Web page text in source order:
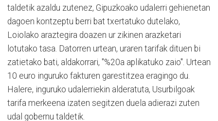
taldetik azaldu zutenez, Gipuzkoako udalerri gehienetan
dagoen kontzeptu berri bat txertatuko dutelako,
Loiolako araztegira doazen ur zikinen arazketari
lotutako tasa. Datorren urtean, uraren tarifak dituen bi
zatietako bati, aldakorrari, "%20a aplikatuko zaio". Urtean
10 euro inguruko fakturen garestitzea eragingo du.
Halere, inguruko udalerriekin alderatuta, Usurbilgoak
tarifa merkeena izaten segitzen duela adierazi zuten
udal gobernu taldetik.